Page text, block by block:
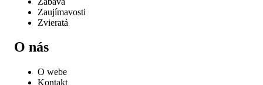
Zaujímavosti
Zvieratá
O nás
O webe
Kontakt